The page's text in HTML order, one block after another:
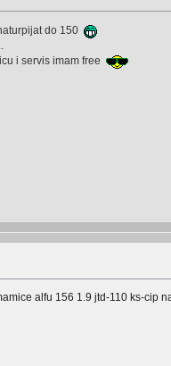
do 150
i servis imam free
alfu 156 1.9 jtd-110 ks-cip